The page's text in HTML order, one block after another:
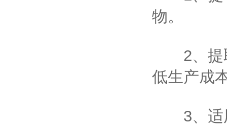
物。
2、提取
低生产成
3、适用